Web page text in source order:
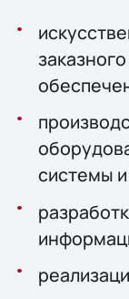
системы